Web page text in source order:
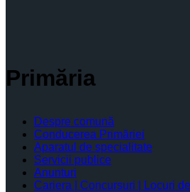
Primăria
Despre comună
Conducerea Primăriei
Aparatul de specialitate
Servicii publice
Anunturi
Cariera | Concursuri | Locuri